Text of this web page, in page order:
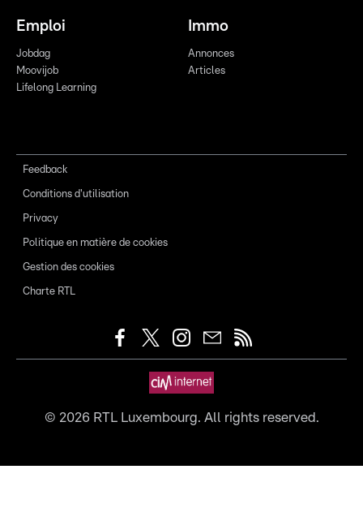
Emploi
Jobdag
Moovijob
Lifelong Learning
Immo
Annonces
Articles
Feedback
Conditions d'utilisation
Privacy
Politique en matière de cookies
Gestion des cookies
Charte RTL
© 2026RTL Luxembourg. All rights reserved.